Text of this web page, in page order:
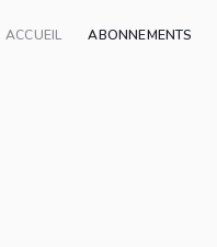
ACCUEIL ABONNEMENTS